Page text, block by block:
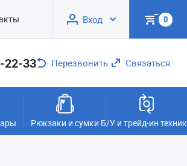
Вход 0
22-33 Перезвонить Связаться
Рюкзаки и сумки Б/У и трейд-ин